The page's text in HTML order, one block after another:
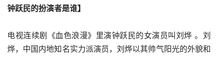
钟跃民的扮演者是谁】
电视连续剧《血色浪漫》里演钟跃民的女演员叫刘烨 。刘
烨，中国内地知名实力派演员，刘烨以其帅气阳光的外貌和